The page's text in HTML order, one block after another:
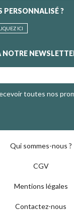
PERSONNALISÉ ?
ICI
toutes nos
Qui sommes-nous ?
CGV
Mentions légales
Contactez-nous